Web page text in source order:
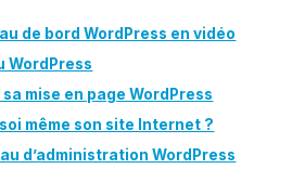
de bord WordPress en vidéo
WordPress
mise en page WordPress
même son site Internet ?
d’administration WordPress